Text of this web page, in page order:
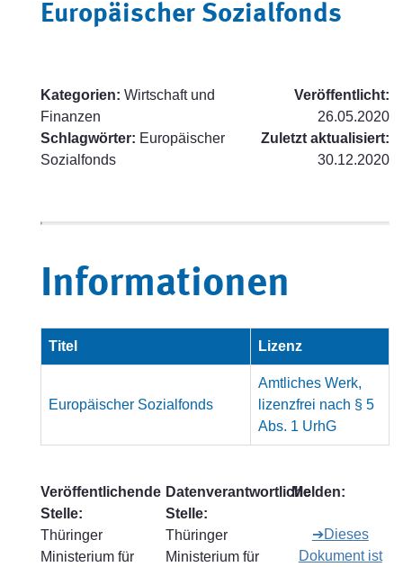
Europäischer Sozialfonds
Kategorien: Wirtschaft und
Finanzen
Schlagwörter: Europäischer
Sozialfonds
Veröffentlicht:
26.05.2020
Zuletzt aktualisiert:
30.12.2020
Informationen
Titel Lizenz
Europäischer Sozialfonds
Amtliches Werk,
lizenzfrei nach § 5
Abs. 1 UrhG
Veröffentlichende
Stelle:
Thüringer
Ministerium für
Datenverantwortliche
Stelle:
Thüringer
Ministerium für
Melden:
➔Dieses
Dokument ist